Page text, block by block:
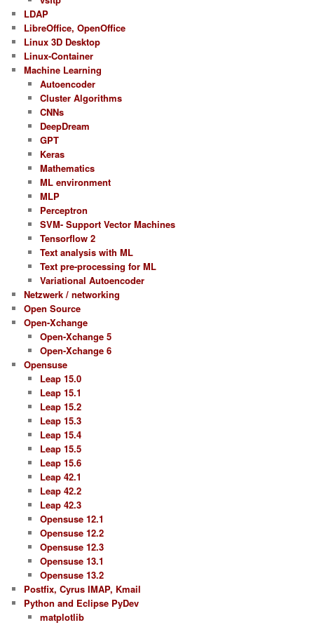
LDAP
LibreOffice, OpenOffice
Linux 3D Desktop
Linux-Container
Machine Learning
Autoencoder
Cluster Algorithms
CNNs
DeepDream
GPT
Keras
Mathematics
ML environment
MLP
Perceptron
SVM- Support Vector Machines
Tensorflow 2
Text analysis with ML
Text pre-processing for ML
Variational Autoencoder
Netzwerk / networking
Open Source
Open-Xchange
Open-Xchange 5
Open-Xchange 6
Opensuse
Leap 15.0
Leap 15.1
Leap 15.2
Leap 15.3
Leap 15.4
Leap 15.5
Leap 15.6
Leap 42.1
Leap 42.2
Leap 42.3
Opensuse 12.1
Opensuse 12.2
Opensuse 12.3
Opensuse 13.1
Opensuse 13.2
Postfix, Cyrus IMAP, Kmail
Python and Eclipse PyDev
matplotlib